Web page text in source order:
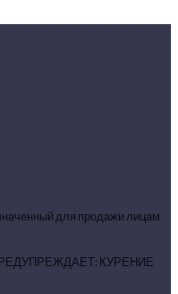
для продажи лицам
КУРЕНИЕ